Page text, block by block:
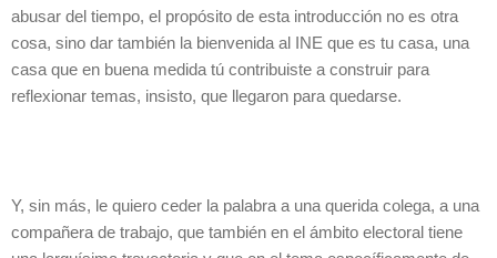
abusar del tiempo, el propósito de esta introducción no es otra
cosa, sino dar también la bienvenida al INE que es tu casa, una
casa que en buena medida tú contribuiste a construir para
reflexionar temas, insisto, que llegaron para quedarse.
Y, sin más, le quiero ceder la palabra a una querida colega, a una
compañera de trabajo, que también en el ámbito electoral tiene